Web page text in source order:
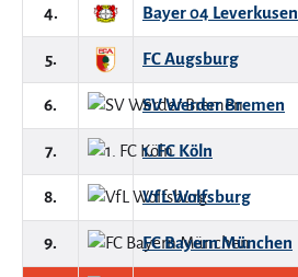
4. Bayer 04 Leverkusen
5. FC Augsburg
6. SV Werder Bremen
7. 1. FC Köln
8. VfL Wolfsburg
9. FC Bayern München